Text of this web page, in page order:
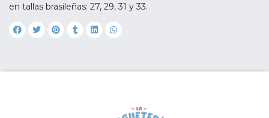
en tallas brasileñas: 27, 29, 31 y 33.